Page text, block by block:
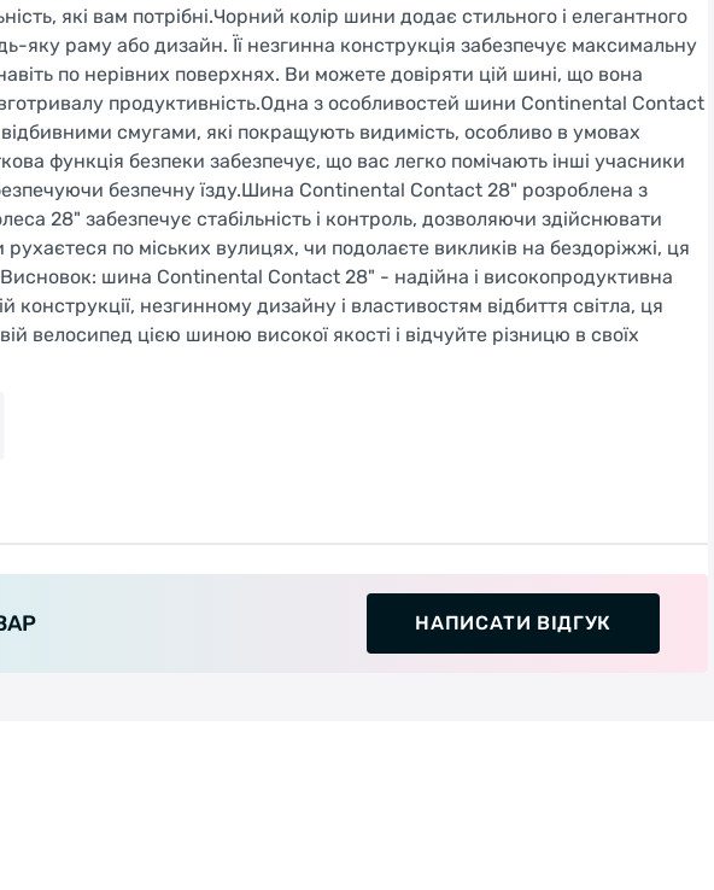
які вам потрібні.Чорний колір шини додає стильного і елегантного
раму або дизайн. Її незгинна конструкція забезпечує максимальну
по нерівних поверхнях. Ви можете довіряти цій шині, що вона
продуктивність.Одна з особливостей шини Continental Contact
смугами, які покращують видимість, особливо в умовах
функція безпеки забезпечує, що вас легко помічають інші учасники
безпечну їзду.Шина Continental Contact 28" розроблена з
28" забезпечує стабільність і контроль, дозволяючи здійснювати
рухаєтеся по міських вулицях, чи подолаєте викликів на бездоріжжі, ця
шина Continental Contact 28" - надійна і високопродуктивна
незгинному дизайну і властивостям відбиття світла, ця
велосипед цією шиною високої якості і відчуйте різницю в своїх
НАПИСАТИ ВІДГУК